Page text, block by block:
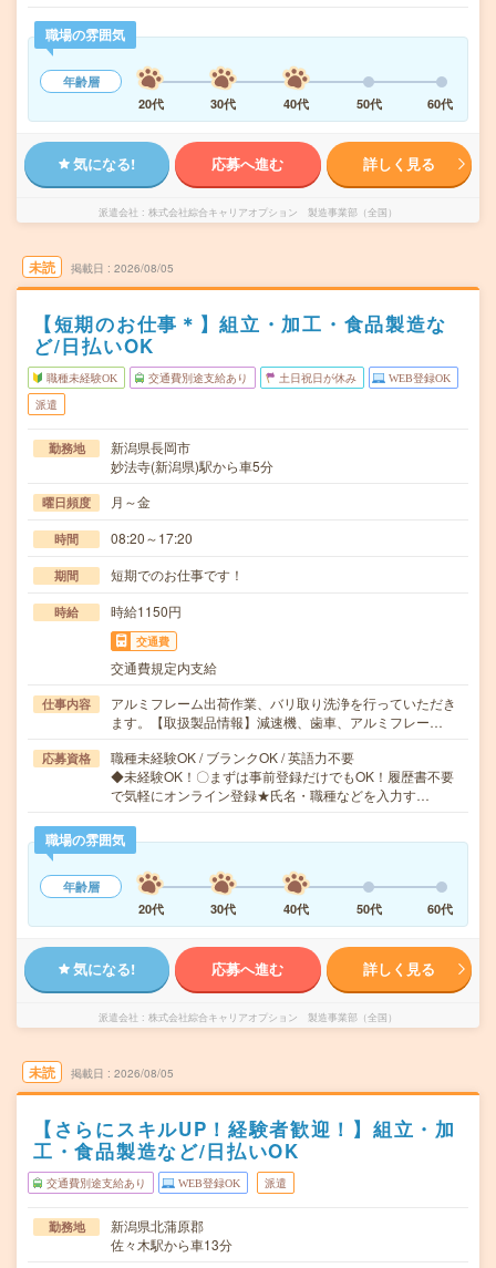
職場の雰囲気
年齢層
20代
30代 40代 50代 60代
気になる! 応募へ進む 詳しく見る
派遣会社 株式会社綜合キャリアオプション 製造事業部（全国）
未読 掲載日 2026/08/05
【短期のお仕事＊】組立・加工・食品製造な
ど/日払いOK
職種未経験OK 交通費別途支給あり 土日祝日が休み WEB登録OK
派遣
勤務地
新潟県長岡市
妙法寺(新潟県)駅から車5分
曜日頻度 月～金
時間 08:20～17:20
期間 短期でのお仕事です！
時給 時給1150円
交通費
交通費規定内支給
仕事内容
アルミフレーム出荷作業、バリ取り洗浄を行っていただき
ます。【取扱製品情報】減速機、歯車、アルミフレー…
応募資格
職種未経験OK / ブランクOK / 英語力不要
◆未経験OK！〇まずは事前登録だけでもOK！履歴書不要
で気軽にオンライン登録★氏名・職種などを入力す…
職場の雰囲気
年齢層
20代
30代 40代 50代 60代
気になる! 応募へ進む 詳しく見る
派遣会社 株式会社綜合キャリアオプション 製造事業部（全国）
未読 掲載日 2026/08/05
【さらにスキルUP！経験者歓迎！】組立・加
工・食品製造など/日払いOK
交通費別途支給あり WEB登録OK 派遣
勤務地
新潟県北蒲原郡
佐々木駅から車13分